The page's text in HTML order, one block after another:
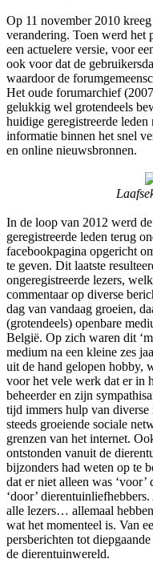
Op 11 november 2010
verandering. Toen werd
een actuelere versie, voor
ook voor dat de
waardoor de
Het oude forumarchief
gelukkig wel grotendeels
huidige geregistreerde leden
informatie binnen het snel
en online nieuwsbronnen.
In de loop van 2012 werd
geregistreerde leden terug
facebookpagina opgericht
te geven. Dit laatste
ongeregistreerde lezers,
commentaar op diverse
dag van vandaag groeien,
(grotendeels) openbare
België. Op zich waren dit
medium na een kleine zes
uit de hand gelopen hobby,
voor het vele werk dat er in
beheerder en zijn
tijd immers hulp van
steeds groeiende sociale
grenzen van het internet.
ontstonden vanuit de
bijzonders had weten op te
dat er niet alleen was
‘door’
alle lezers… allemaal
wat het momenteel is. Van
persberichten tot
de dierentuinwereld.